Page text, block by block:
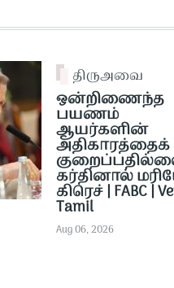
திருஅவை
ஒன்றிணைந்த
பயணம்
ஆயர்களின்
அதிகாரத்தைக்
கர்தினால்
கிரெச் | FABC |
Tamil
Aug 06, 2026